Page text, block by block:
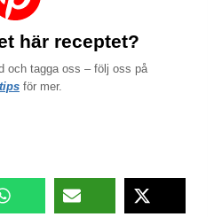
här receptet?
och tagga oss – följ oss på
för mer.